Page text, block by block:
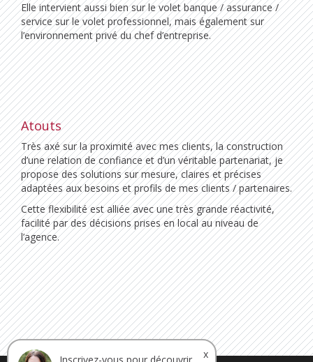
Elle intervient aussi bien sur le volet banque / assurance /
service sur le volet professionnel, mais également sur
l’environnement privé du chef d’entreprise.
Atouts
Très axé sur la proximité avec mes clients, la construction
d’une relation de confiance et d’un véritable partenariat, je
propose des solutions sur mesure, claires et précises
adaptées aux besoins et profils de mes clients / partenaires.
Cette flexibilité est alliée avec une très grande réactivité,
facilité par des décisions prises en local au niveau de
l’agence.
x